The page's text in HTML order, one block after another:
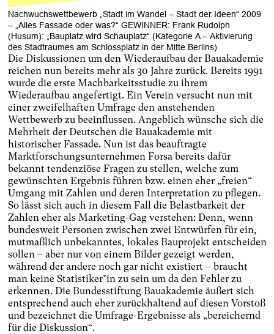
Nachwuchswettbewerb „Stadt im Wandel – Stadt der Ideen“ 2009
– „Alles Fassade oder was?“ GEWINNER: Frank Rudolph
(Husum): „Bauplatz wird Schauplatz“ (Kategorie A – Aktivierung
des Stadtraumes am Schlossplatz in der Mitte Berlins)
Die Diskussionen um den Wiederaufbau der Bauakademie
reichen nun bereits mehr als 30 Jahre zurück. Bereits 1991
wurde die erste Machbarkeitsstudie zu ihrem
Wiederaufbau angefertigt. Ein Verein versucht nun mit
einer zweifelhaften Umfrage den anstehenden
Wettbewerb zu beeinflussen. Angeblich wünsche sich die
Mehrheit der Deutschen die Bauakademie mit
historischer Fassade. Nun ist das beauftragte
Marktforschungsunternehmen Forsa bereits dafür
bekannt tendenziöse Fragen zu stellen, welche zum
gewünschten Ergebnis führen bzw. einen eher „freien“
Umgang mit Zahlen und deren Interpretation zu pflegen.
So lässt sich auch in diesem Fall die Belastbarkeit der
Zahlen eher als Marketing-Gag verstehen: Denn, wenn
bundesweit Personen zwischen zwei Entwürfen für ein,
mutmaßlich unbekanntes, lokales Bauprojekt entscheiden
sollen – aber nur von einem Bilder gezeigt werden,
während der andere noch gar nicht existiert – braucht
man keine Statistiker*in zu sein um da den Fehler zu
erkennen. Die Bundesstiftung Bauakademie äußert sich
entsprechend auch eher zurückhaltend auf diesen Vorstoß
und bezeichnet die Umfrage-Ergebnisse als „bereichernd
für die Diskussion“.